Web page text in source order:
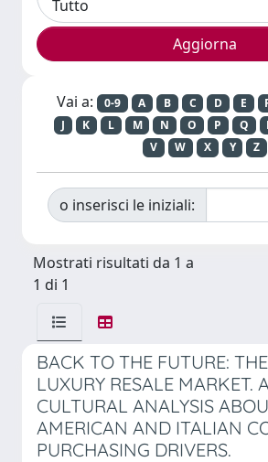
Vai a: 0-9 A B C D E
J
K L M N O P Q
V
W X Y Z
o inserisci le iniziali:
Mostrati risultati da 1 a
1 di 1
BACK TO THE FUTURE:
LUXURY RESALE MARKET.
CULTURAL ANALYSIS
AMERICAN AND ITALIAN
PURCHASING DRIVERS.